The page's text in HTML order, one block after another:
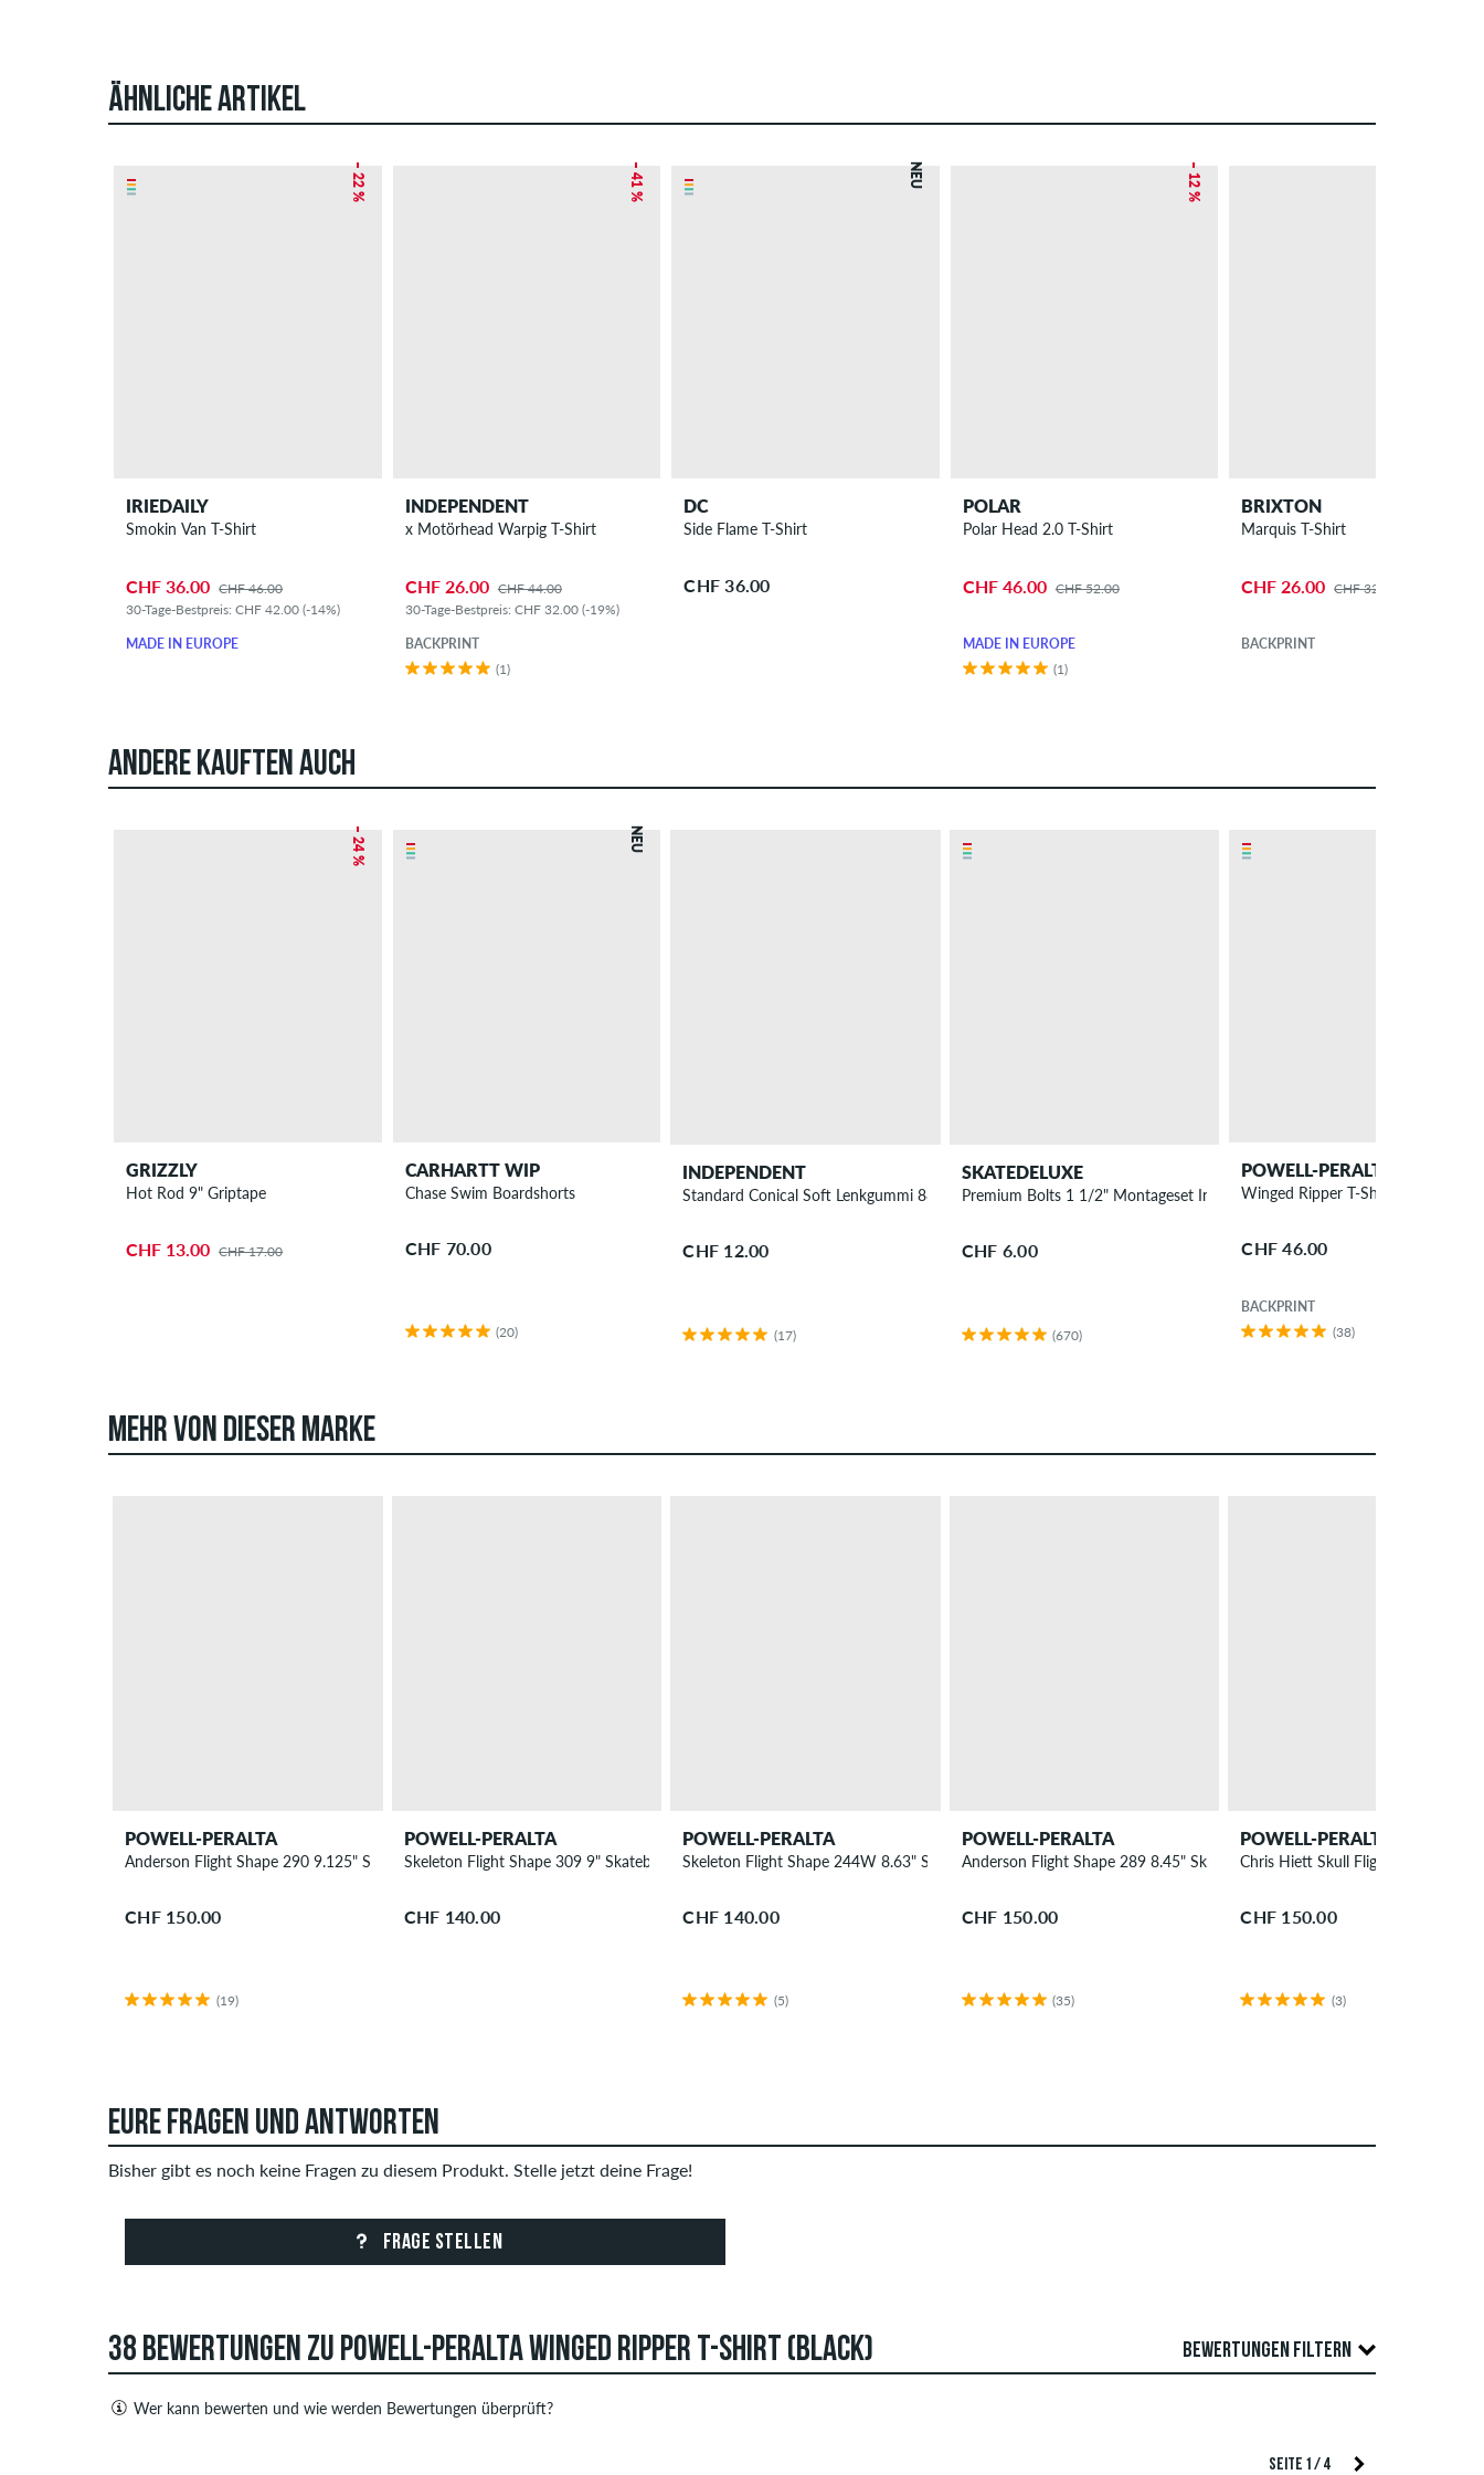
ÄHNLICHE ARTIKEL
– 22 %
IRIEDAILY
Smokin Van T-Shirt
CHF 36.00 CHF 46.00
30-Tage-Bestpreis: CHF 42.00 (-14%)
MADE IN EUROPE
– 41 %
INDEPENDENT
x Motörhead Warpig T-Shirt
CHF 26.00 CHF 44.00
30-Tage-Bestpreis: CHF 32.00 (-19%)
BACKPRINT
(1)
NEU
DC
Side Flame T-Shirt
CHF 36.00
– 12 %
POLAR
Polar Head 2.0 T-Shirt
CHF 46.00 CHF 52.00
MADE IN EUROPE
(1)
BRIXTON
Marquis T-Shirt
CHF 26.00 CHF 32.00
BACKPRINT
ANDERE KAUFTEN AUCH
– 24 %
GRIZZLY
Hot Rod 9" Griptape
CHF 13.00 CHF 17.00
NEU
CARHARTT WIP
Chase Swim Boardshorts
CHF 70.00
(20)
INDEPENDENT
Standard Conical Soft Lenkgummi 88A
CHF 12.00
(17)
SKATEDELUXE
Premium Bolts 1 1/2" Montageset Innensechskant
CHF 6.00
(670)
POWELL-PERALTA
Winged Ripper T-Shirt
CHF 46.00
BACKPRINT
(38)
MEHR VON DIESER MARKE
POWELL-PERALTA
Anderson Flight Shape 290 9.125" Skateboard Deck
CHF 150.00
(19)
POWELL-PERALTA
Skeleton Flight Shape 309 9" Skateboard Deck
CHF 140.00
POWELL-PERALTA
Skeleton Flight Shape 244W 8.63" Skateboard Deck
CHF 140.00
(5)
POWELL-PERALTA
Anderson Flight Shape 289 8.45" Skateboard Deck
CHF 150.00
(35)
POWELL-PERALTA
Chris Hiett Skull Flight Shape 310
CHF 150.00
(3)
EURE FRAGEN UND ANTWORTEN
Bisher gibt es noch keine Fragen zu diesem Produkt. Stelle jetzt deine Frage!
FRAGE STELLEN
38 BEWERTUNGEN ZU POWELL-PERALTA WINGED RIPPER T-SHIRT (BLACK)
Wer kann bewerten und wie werden Bewertungen überprüft?
BEWERTUNGEN FILTERN
SEITE 1 / 4